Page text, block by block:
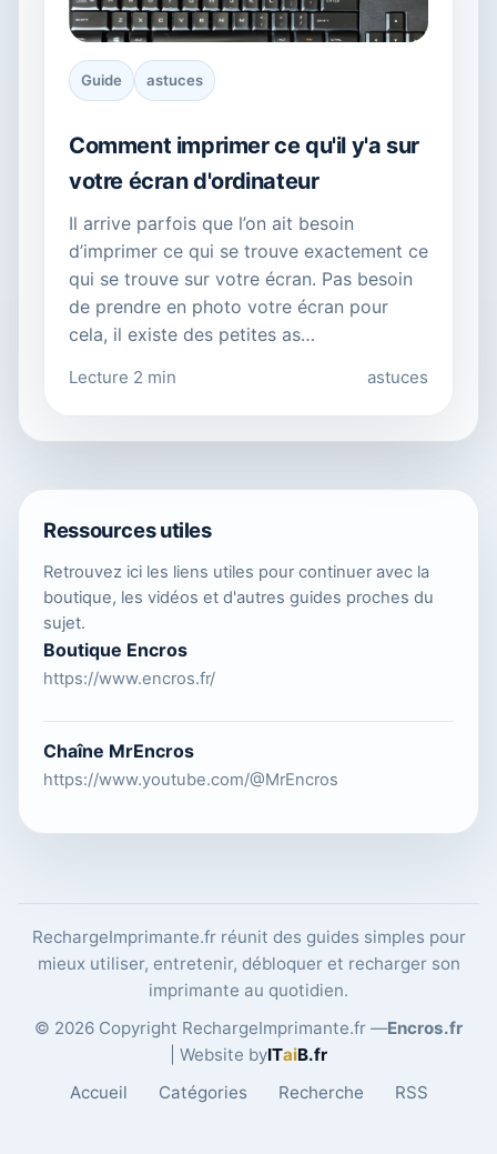
Guide astuces
Comment imprimer ce qu'il y'a sur
votre écran d'ordinateur
Il arrive parfois que l’on ait besoin
d’imprimer ce qui se trouve exactement ce
qui se trouve sur votre écran. Pas besoin
de prendre en photo votre écran pour
cela, il existe des petites as…
Lecture 2 min astuces
Ressources utiles
Retrouvez ici les liens utiles pour continuer avec la
boutique, les vidéos et d'autres guides proches du
sujet.
Boutique Encros
https://www.encros.fr/
Chaîne MrEncros
https://www.youtube.com/@MrEncros
RechargeImprimante.fr réunit des guides simples pour
mieux utiliser, entretenir, débloquer et recharger son
imprimante au quotidien.
© 2026 Copyright RechargeImprimante.fr —Encros.fr
| Website byITaiB.fr
Accueil
Catégories Recherche RSS